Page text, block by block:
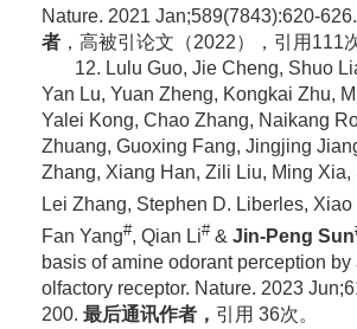
Nature. 2021 Jan;589(7843):620-626.
者，高被引论文（2022），引用111次
12. Lulu Guo, Jie Cheng, Shuo
Yan Lu, Yuan Zheng, Kongkai Zhu,
Yalei Kong, Chao Zhang, Naikang
Zhuang, Guoxing Fang, Jingjing
Zhang, Xiang Han, Zili Liu, Ming Xia,
Lei Zhang, Stephen D. Liberles, Xiao
Fan Yang#, Qian Li#& Jin-Peng Sun
basis of amine odorant perception by
olfactory receptor. Nature. 2023
200. 最后通讯作者， 引用 36次。